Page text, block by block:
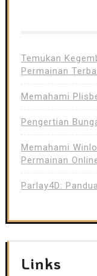
Temukan
Permainan
Memahami
Pengertian
Memahami
Permainan
Parlay4D:
Links